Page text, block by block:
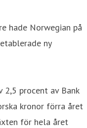
hade Norwegian på
ny
procent av Bank
kronor förra året
för hela året